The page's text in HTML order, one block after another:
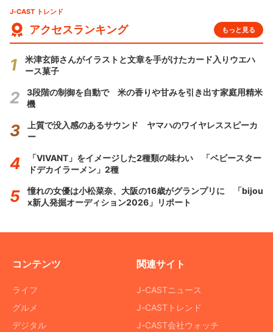
J-CAST トレンド
アクセスランキング もっと見る
米津玄師さんがイラストと文章を手がけたカード入りウエハ
ース菓子
3段階の制御を自動で 米の香りや甘みを引き出す家庭用精米
機
上質で没入感のあるサウンド ヤマハのワイヤレススピーカ
ー
「VIVANT」をイメージした2種類の味わい 「ベビースター
ドデカイラーメン」2種
憧れの女優は小松菜奈、大阪の16歳がグランプリに 「bijou
x新人発掘オーディション2026」リポート
コンテンツ
ライフ
グルメ
デジタル
関連サイト
J-CASTニュース
J-CASTトレンド
J-CAST会社ウォッチ